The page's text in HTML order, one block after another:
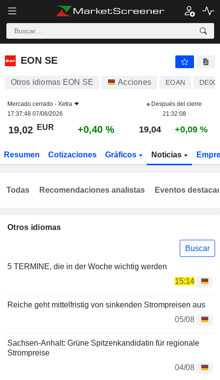
EON SE
EON SE
Otros idiomas EON SE Acciones EOAN
Mercado cerrado - Xetra
17:37:48 07/08/2026
Después del cierre
21:32:08
19,02 EUR +0,40 % 19,04 +0,09 %
Resumen Cotizaciones Gráficos Noticias
Otros idiomas
Buscar
5 TERMINE, die in der Woche wichtig werden
15:14
Reiche geht mittelfristig von sinkenden Strompreisen aus
05/08
Sachsen-Anhalt: Grüne Spitzenkandidatin für regionale
Strompreise
04/08
Todas Recomendaciones analistas Eventos